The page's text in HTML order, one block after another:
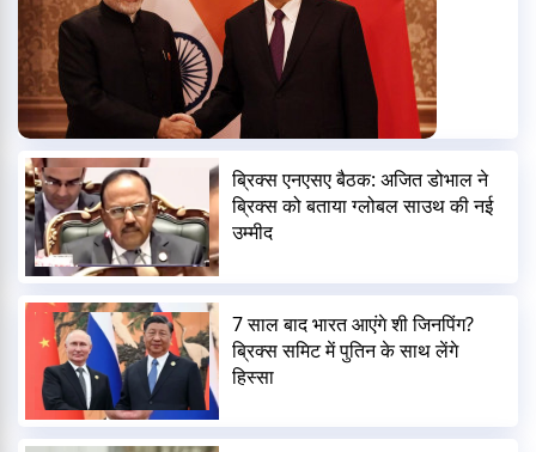
ब्रिक्स एनएसए बैठक: अजित डोभाल ने
ब्रिक्स को बताया ग्लोबल साउथ की नई
उम्मीद
7 साल बाद भारत आएंगे शी जिनपिंग?
ब्रिक्स समिट में पुतिन के साथ लेंगे
हिस्सा